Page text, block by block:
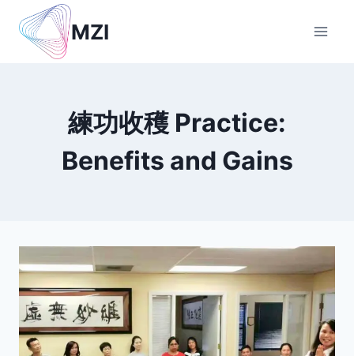
content
MZI
練功收穫 Practice:
Benefits and Gains